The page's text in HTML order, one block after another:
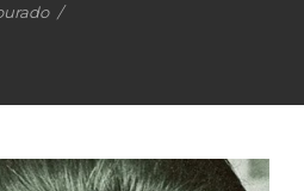
/